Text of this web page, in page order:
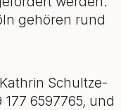
gehören rund
Schultze-
6597765, und